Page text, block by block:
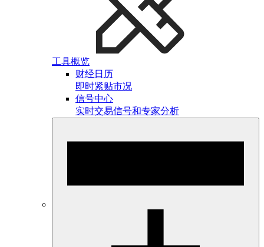
工具概览
财经日历
即时紧贴市况
信号中心
实时交易信号和专家分析